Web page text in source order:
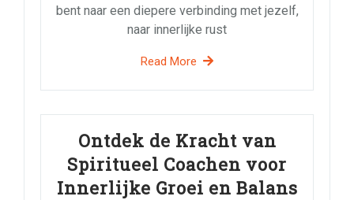
bent naar een diepere verbinding met jezelf,
naar innerlijke rust
Read More
Ontdek de Kracht van
Spiritueel Coachen voor
Innerlijke Groei en Balans